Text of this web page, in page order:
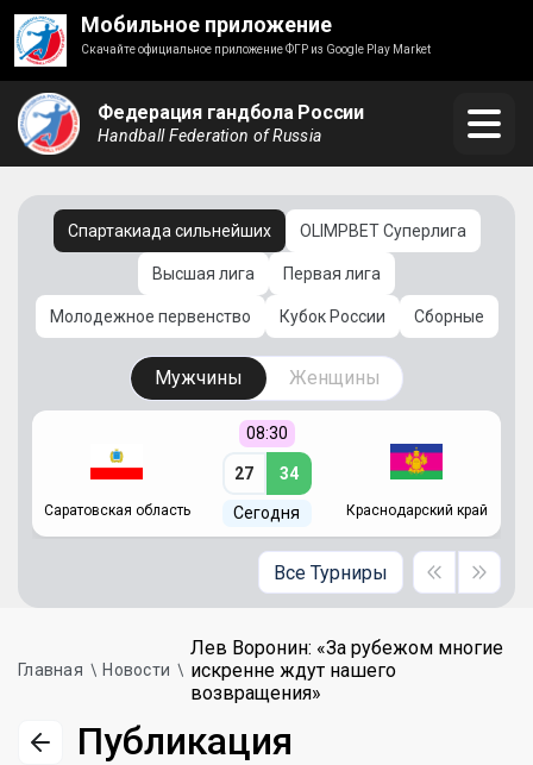
Мобильное приложение
Скачайте официальное приложение ФГР из Google Play Market
Федерация гандбола России
Handball Federation of Russia
Спартакиада сильнейших OLIMPBET Суперлига
Высшая лига Первая лига
Молодежное первенство Кубок России Сборные
Мужчины Женщины
Саратовская область
08:30
27 34
Сегодня Краснодарский край
Все Турниры
Главная Новости
Лев Воронин: «За рубежом многие
искренне ждут нашего
возвращения»
Публикация